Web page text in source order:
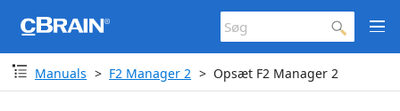
Manuals F2 Manager 2 Opsæt F2 Manager 2